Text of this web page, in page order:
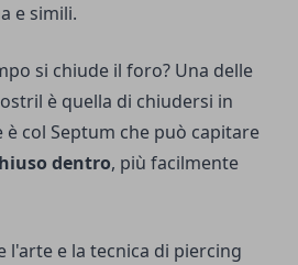
e simili.
si chiude il foro? Una delle
è quella di chiudersi in
col Septum che può capitare
dentro, più facilmente
l'arte e la tecnica di piercing